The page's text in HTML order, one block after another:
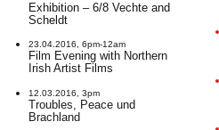
Exhibition – 6/8 Vechte and
Scheldt
23.04.2016, 6pm-12am
Film Evening with Northern
Irish Artist Films
12.03.2016, 3pm
Troubles, Peace und
Brachland